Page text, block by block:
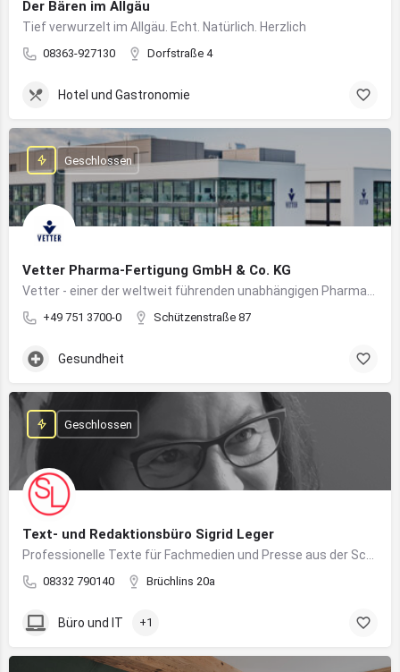
Der Bären im Allgäu
Tief verwurzelt im Allgäu. Echt. Natürlich. Herzlich
08363-927130 Dorfstraße 4
Hotel und Gastronomie
Vetter Pharma-Fertigung GmbH & Co. KG
+49 751 3700-0 Schützenstraße 87
Geschlossen
Gesundheit
Text- und Redaktionsbüro Sigrid Leger
08332 790140 Brüchlins 20a
Geschlossen
Büro und IT +1